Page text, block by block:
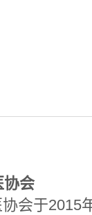
协会
于2015年